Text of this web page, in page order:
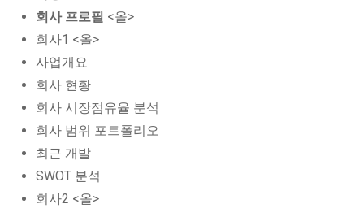
회사 프로필 <올>
회사1 <올>
사업개요
회사 현황
회사 시장점유율 분석
회사 범위 포트폴리오
최근 개발
SWOT 분석
회사2 <올>